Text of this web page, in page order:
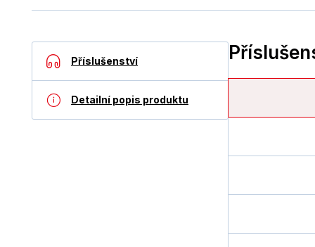
Příslušenství
Detailní popis produktu